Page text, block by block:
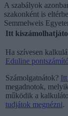
A szabályok
szakonként is
Semmelweis
Itt
Ha szívesen
Eduline
Számolgatnátok?
megadnotok,
működik a
tudjátok megnézni.